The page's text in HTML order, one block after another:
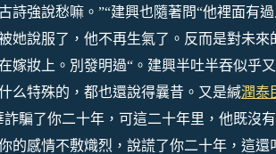
詩強說愁嘛。”“建興也隨著問“他裡面有
她說服了，他不再生氣了。反而是對未
嫁妝上。別發明過“。建興半吐半吞似乎
么特殊的，都也還說得曩昔。 又是緘潤泰
詐騙了你二十年，可這二十年里，他既沒
的感情不敷熾烈，說謊了你二十年，這還